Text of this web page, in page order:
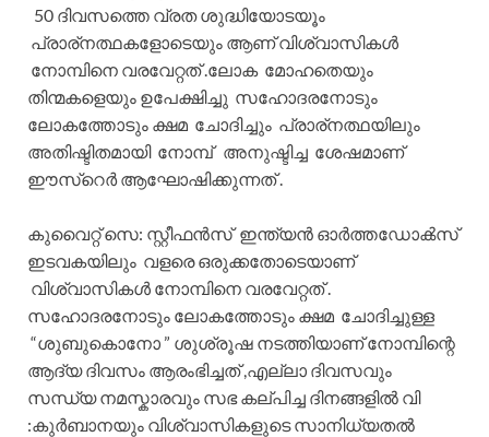
50 ദിവസത്തെ വ്രത ശുദ്ധിയോടയൂം
പ്രാര്നത്ഥകളോടെയും ആണ് വിശ്വാസികൾ
നോമ്പിനെ വരവേറ്റത് .ലോക മോഹതെയും
തിന്മകളെയും ഉപേക്ഷിച്ചു സഹോദരനോടും
ലോകത്തോടും ക്ഷമ ചോദിച്ചും പ്രാര്നത്ഥയിലും
അതിഷ്ടിതമായി നോമ്പ് അനുഷ്ടിച്ച ശേഷമാണ്
ഈസ്റെർ ആഘോഷിക്കുന്നത് .
കുവൈറ്റ്‌ സെ: സ്റ്റീഫൻസ് ഇന്ത്യൻ ഓർത്തഡോൿസ്‌
ഇടവകയിലും വളരെ ഒരുക്കതോടെയാണ്
വിശ്വാസികൾ നോമ്പിനെ വരവേറ്റത് .
സഹോദരനോടും ലോകത്തോടും ക്ഷമ ചോദിച്ചുള്ള
“ശുബുകൊനോ ” ശുശ്രൂഷ നടത്തിയാണ് നോമ്പിന്റെ
ആദ്യ ദിവസം ആരംഭിച്ചത് ,എല്ലാ ദിവസവും
സന്ധ്യ നമസ്കാരവും സഭ കല്പിച്ച ദിനങ്ങളിൽ വി
:കുർബാനയും വിശ്വാസികളുടെ സാനിധ്യതൽ